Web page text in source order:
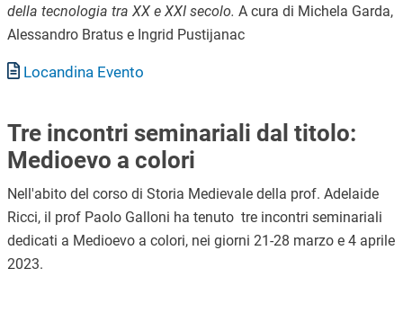
della tecnologia tra XX e XXI secolo. A cura di Michela Garda,
Alessandro Bratus e Ingrid Pustijanac
Documento
Locandina Evento
Tre incontri seminariali dal titolo:
Medioevo a colori
Nell'abito del corso di Storia Medievale della prof. Adelaide
Ricci, il prof Paolo Galloni ha tenuto tre incontri seminariali
dedicati a Medioevo a colori, nei giorni 21-28 marzo e 4 aprile
2023.